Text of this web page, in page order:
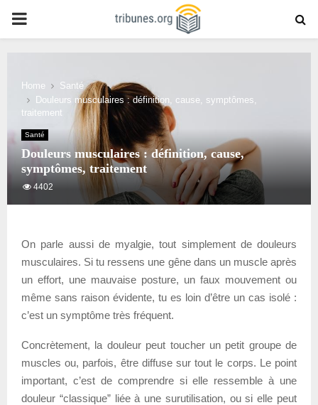
PRIMARY
Home
Santé
Douleurs musculaires : définition, cause, symptômes,
traitement
Santé
Douleurs musculaires : définition, cause,
symptômes, traitement
4402
On parle aussi de myalgie, tout simplement de douleurs
musculaires. Si tu ressens une gêne dans un muscle après
un effort, une mauvaise posture, un faux mouvement ou
même sans raison évidente, tu es loin d’être un cas isolé :
c’est un symptôme très fréquent.
Concrètement, la douleur peut toucher un petit groupe de
muscles ou, parfois, être diffuse sur tout le corps. Le point
important, c’est de comprendre si elle ressemble à une
douleur “classique” liée à une surutilisation, ou si elle peut